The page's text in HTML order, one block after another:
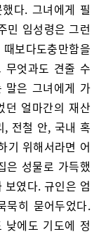
다. 그녀에게 필
민 임성령은 그런
보다도충만함을
무엇과도 견줄 수
말은 그녀에게 가
던 얼마간의 재산
, 전철 안, 국내 혹
기 위해서라면 어
은 성물로 가득했
보였다. 규인은 엄
묵히 묻어두었다.
낮에도 기도에 정